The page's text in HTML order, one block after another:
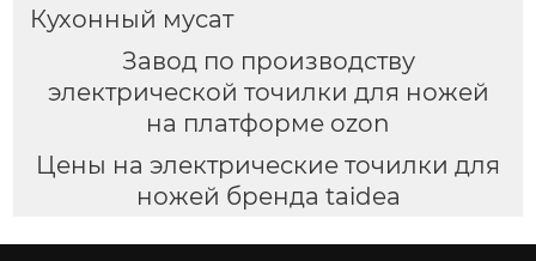
Кухонный мусат
Завод по производству
электрической точилки для ножей
на платформе ozon
Цены на электрические точилки для
ножей бренда taidea